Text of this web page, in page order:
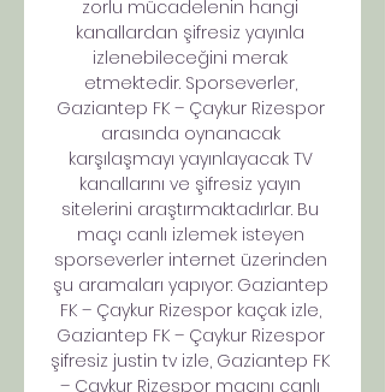
zorlu mücadelenin hangi
kanallardan şifresiz yayınla
izlenebileceğini merak
etmektedir. Sporseverler,
Gaziantep FK – Çaykur Rizespor
arasında oynanacak
karşılaşmayı yayınlayacak TV
kanallarını ve şifresiz yayın
sitelerini araştırmaktadırlar. Bu
maçı canlı izlemek isteyen
sporseverler internet üzerinden
şu aramaları yapıyor: Gaziantep
FK – Çaykur Rizespor kaçak izle,
Gaziantep FK – Çaykur Rizespor
şifresiz justin tv izle, Gaziantep FK
– Çaykur Rizespor maçını canlı